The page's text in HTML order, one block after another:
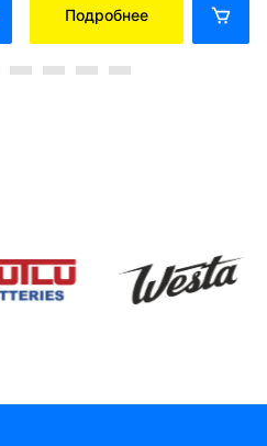
Подробнее